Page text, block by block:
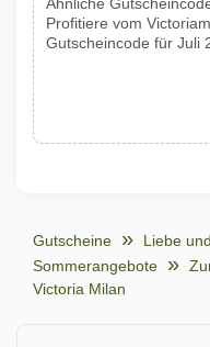
Profitiere vom
Gutscheincode für Juli
Gutscheine
Liebe
Sommerangebote
Victoria Milan